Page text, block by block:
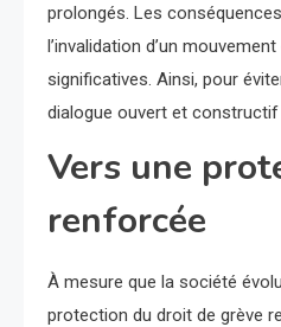
prolongés. Les
l’invalidation d’un
significatives. Ainsi, pour
dialogue ouvert et
Vers une
renforcée
À mesure que la société
protection du droit de grève